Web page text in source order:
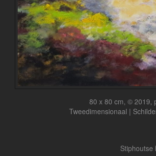
80 x 80 cm, © 2019,
Tweedimensionaal |
Stiphoutse